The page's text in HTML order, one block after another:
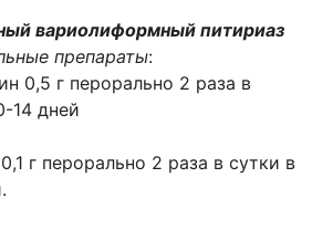
вариолиформный питириаз
препараты:
г перорально 2 раза в
14 дней
перорально 2 раза в сутки в